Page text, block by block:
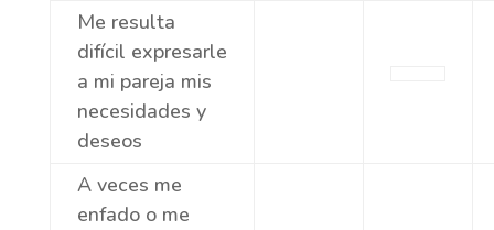
Me resulta
difícil expresarle
a mi pareja mis
necesidades y
deseos
A veces me
enfado o me